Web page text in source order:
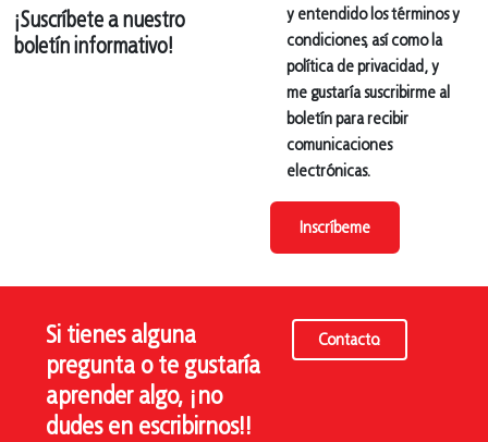
¡Suscríbete a nuestro
boletín informativo!
y entendido los términos y
condiciones, así como la
política de privacidad, y
me gustaría suscribirme al
boletín para recibir
comunicaciones
electrónicas.
Inscríbeme
Si tienes alguna
pregunta o te gustaría
aprender algo, ¡no
dudes en escribirnos!!
Contacto.